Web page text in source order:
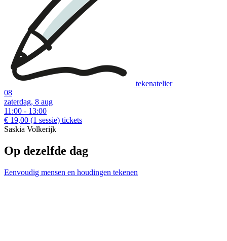
tekenatelier
08
zaterdag, 8 aug
11:00 - 13:00
€ 19,00 (1 sessie) tickets
Saskia Volkerijk
Op dezelfde dag
Eenvoudig mensen en houdingen tekenen